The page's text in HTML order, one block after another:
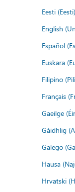
Eesti (Eesti)
English
Español
Euskara
Filipino
Français
Gaeilge
Gàidhlig
Galego
Hausa
Hrvatski